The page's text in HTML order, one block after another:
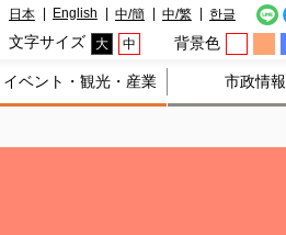
日本 English 中/簡 中/繁 한글
文字サイズ 大 中 背景色
イベント・観光・産業 市政情報